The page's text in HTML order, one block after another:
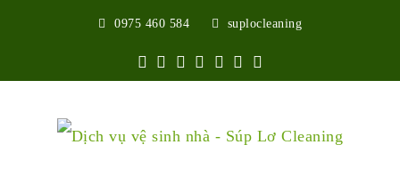
0975 460 584 suplocleaning
TwitterFacebook
Google
Plus
Pinterest
Instagram
Youtube